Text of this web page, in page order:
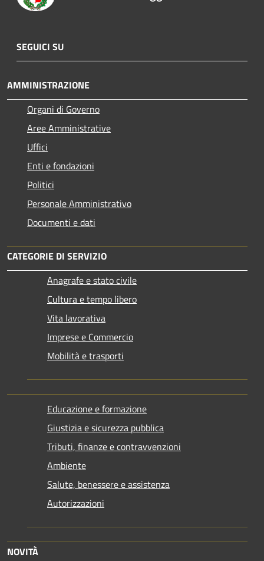
SEGUICI SU
AMMINISTRAZIONE
Organi di Governo
Aree Amministrative
Uffici
Enti e fondazioni
Politici
Personale Amministrativo
Documenti e dati
CATEGORIE DI SERVIZIO
Anagrafe e stato civile
Cultura e tempo libero
Vita lavorativa
Imprese e Commercio
Mobilità e trasporti
Educazione e formazione
Giustizia e sicurezza pubblica
Tributi, finanze e contravvenzioni
Ambiente
Salute, benessere e assistenza
Autorizzazioni
NOVITÀ